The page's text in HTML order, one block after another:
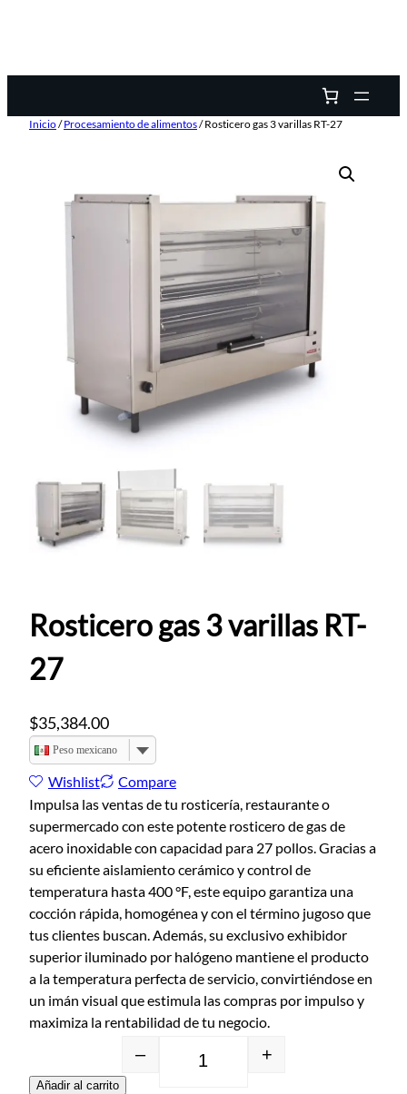
Inicio/Procesamiento de alimentos/ Rosticero gas 3 varillas RT-27
Rosticero gas 3 varillas RT-
27
$35,384.00
Peso mexicano
Wishlist
Compare
Impulsa las ventas de tu rosticería, restaurante o
supermercado con este potente rosticero de gas de
acero inoxidable con capacidad para 27 pollos. Gracias a
su eficiente aislamiento cerámico y control de
temperatura hasta 400 °F, este equipo garantiza una
cocción rápida, homogénea y con el término jugoso que
tus clientes buscan. Además, su exclusivo exhibidor
superior iluminado por halógeno mantiene el producto
a la temperatura perfecta de servicio, convirtiéndose en
un imán visual que estimula las compras por impulso y
maximiza la rentabilidad de tu negocio.
– +
Añadir al carrito